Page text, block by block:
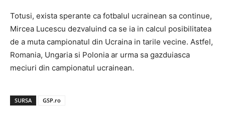
Totusi, exista sperante ca fotbalul ucrainean sa continue,
Mircea Lucescu dezvaluind ca se ia in calcul posibilitatea
de a muta campionatul din Ucraina in tarile vecine. Astfel,
Romania, Ungaria si Polonia ar urma sa gazduiasca
meciuri din campionatul ucrainean.
SURSA GSP.ro